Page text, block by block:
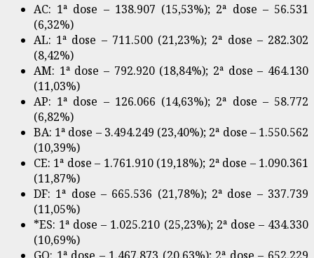
AC: 1ª dose – 138.907 (15,53%); 2ª dose – 56.531
(6,32%)
AL: 1ª dose – 711.500 (21,23%); 2ª dose – 282.302
(8,42%)
AM: 1ª dose – 792.920 (18,84%); 2ª dose – 464.130
(11,03%)
AP: 1ª dose – 126.066 (14,63%); 2ª dose – 58.772
(6,82%)
BA: 1ª dose – 3.494.249 (23,40%); 2ª dose – 1.550.562
(10,39%)
CE: 1ª dose – 1.761.910 (19,18%); 2ª dose – 1.090.361
(11,87%)
DF: 1ª dose – 665.536 (21,78%); 2ª dose – 337.739
(11,05%)
*ES: 1ª dose – 1.025.210 (25,23%); 2ª dose – 434.330
(10,69%)